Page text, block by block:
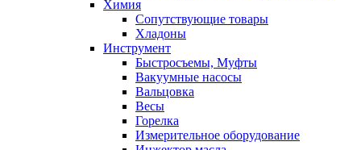
Химия
Сопутствующие товары
Хладоны
Инструмент
Быстросъемы, Муфты
Вакуумные насосы
Вальцовка
Весы
Горелка
Измерительное оборудование